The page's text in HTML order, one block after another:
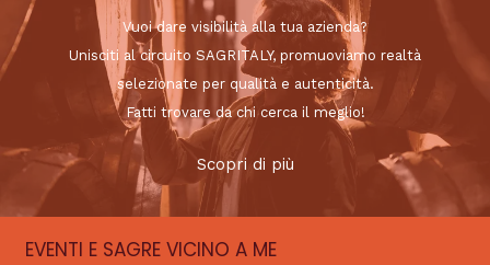
Vuoi dare visibilità alla tua azienda?
Unisciti al circuito SAGRITALY, promuoviamo realtà
selezionate per qualità e autenticità.
Fatti trovare da chi cerca il meglio!
Scopri di più
EVENTI E SAGRE VICINO A ME